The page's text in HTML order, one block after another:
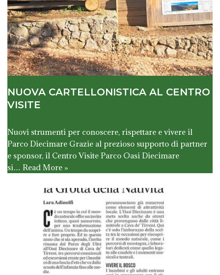
NUOVA CARTELLONISTICA AL CENTRO
VISITE
Nuovi strumenti per conoscere, rispettare e vivere il
Parco Diecimare Grazie al prezioso supporto di partner
e sponsor, il Centro Visite Parco Oasi Diecimare
si… Read More »